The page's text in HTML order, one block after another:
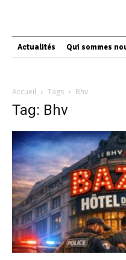
Actualités Qui sommes
Accueil Tags Bhv
Tag: Bhv